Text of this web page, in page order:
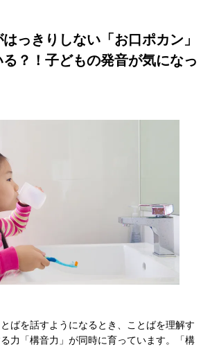
っきりしない「お口ポカン」
？！子どもの発音が気になっ
ばを話すようになるとき、ことばを理解す
力「構音力」が同時に育っています。「構